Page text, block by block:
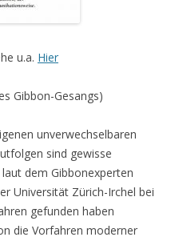
u.a. Hier
Gibbon-Gesangs)
unverwechselbaren
sind gewisse
dem Gibbonexperten
Universität Zürich-Irchel bei
gefunden haben
die Vorfahren moderner